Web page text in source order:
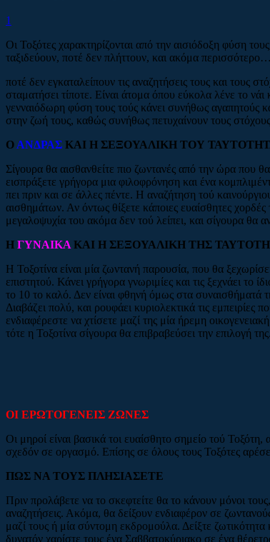
1
Οι Τοξότες χαρακτηρίζονται από την αισιόδοξη φύση
ταξιδεύουν, ποτέ δεν πλήττουν, και ακόμα περισσότερο…
ποτέ δεν εγκαταλείπουν τις αναζητήσεις τους και τους
σταματήσει τίποτε. Είναι άτομα όπου εύκολα λένε το
γενναιόδωρη φύση τους τούς κάνει συνήθως αγαπητούς
στην ζωή τους, καθώς συνήθως πετυχαίνουν τους στόχους
Ο ΑΝΔΡΑΣ ΚΑΙ Η ΣΕΞΟΥΑΛΙΚΗ ΤΟΥ
Σίγουρα θα αισθανθείτε πιο ζωντανές από την ώρα που
εισπράξετε γρήγορα μια φιλοφρόνηση και ένα
πει πριν και σε άλλες πέντε. Η αναζήτηση τού
αισθημάτων. Αν όντως θίξετε κάποιες ευαίσθητες
μεγαλοψυχία του ακόμα δεν τού λείπει, και σίγουρα θα
Η ΓΥΝΑΙΚΑ ΚΑΙ Η ΣΕΞΟΥΑΛΙΚΗ ΤΗΣ
Η Τοξοτίνα είναι μία ζωντανή παρουσία, που θα
επιστητού. Κάνει γρήγορα γνωριμίες και τις ξεχνάει το
το 10 το καλό. Δεν είναι φθηνή όμως στα συναισθήματά
Διαβάζει πολύ, και ρουφάει κυριολεκτικά τις
ενδιαφέρεστε να χτίσετε μαζί της μία ήρεμη
τότε η Τοξοτίνα σίγουρα θα επιβραβεύσει την επιλογή της.
ΟΙ ΕΡΩΤΟΓΕΝΕΙΣ ΖΩΝΕΣ
Οι μηροί είναι βασικά τοι ευαίσθητο σημείο τού
σχεδόν σε οργασμό. Επίσης σε όλους τους Τοξότες
ΠΩΣ ΝΑ ΤΟΥΣ ΠΛΗΣΙΑΣΕΤΕ
Πριν προλάβετε να το σκεφτείτε θα το κάνουν μόνοι
αναζητήσεις. Ακόμα, θα δείξουν ενδιαφέρον σε
μαζί τους ή μία σύντομη εκδρομούλα. Δείξτε
δυνατόν χαρίστε τους ένα Σαββατοκύριακο σε ένα